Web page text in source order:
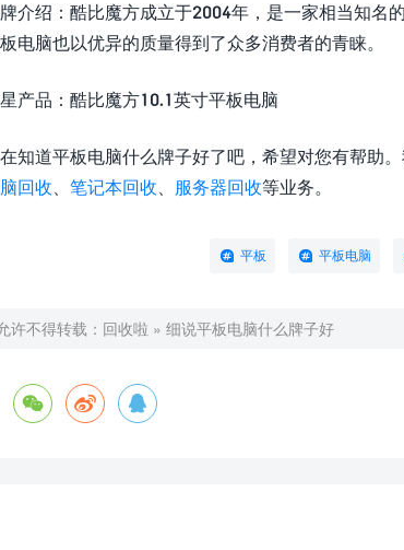
介绍：酷比魔方成立于2004年，是一家相当知名
电脑也以优异的质量得到了众多消费者的青睐。
产品：酷比魔方10.1英寸平板电脑
知道平板电脑什么牌子好了吧，希望对您有帮助
回收 笔记本回收 服务器回收等业务。
平板 平板电脑
许不得转载： 回收啦 » 细说平板电脑什么牌子好
  